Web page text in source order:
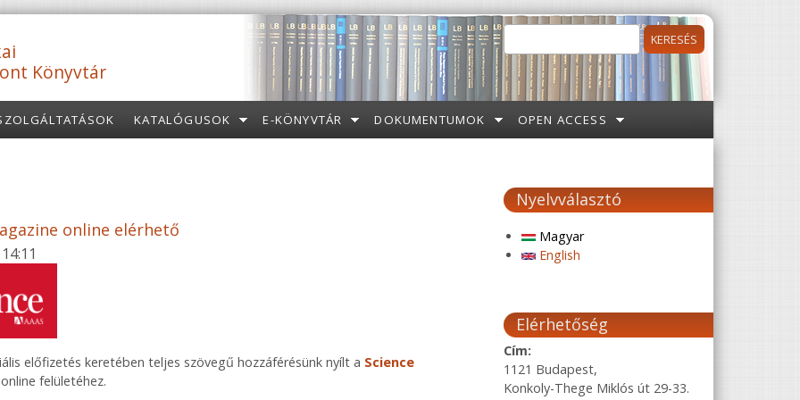
Könyvtár
Keresés űrlap
KATALÓGUSOK E-KÖNYVTÁR DOKUMENTUMOK OPEN ACCESS
online elérhető
előfizetés keretében teljes szövegű hozzáférésünk nyílt a Science
is external)
online felületéhez.
Nyelvválasztó
Magyar
English
Elérhetőség
Cím:
1121 Budapest,
Konkoly-Thege Miklós út 29-33.